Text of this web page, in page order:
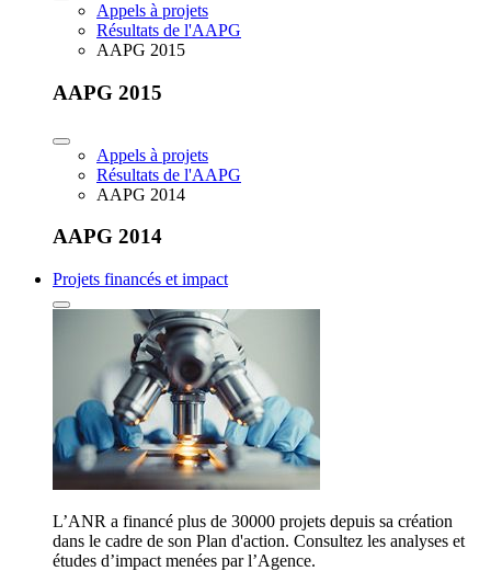
Appels à projets
Résultats de l'AAPG
AAPG 2015
AAPG 2015
Appels à projets
Résultats de l'AAPG
AAPG 2014
AAPG 2014
Projets financés et impact
L’ANR a financé plus de 30000 projets depuis sa création
dans le cadre de son Plan d'action. Consultez les analyses et
études d’impact menées par l’Agence.